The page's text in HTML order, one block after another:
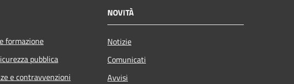
formazione
pubblica
e contravvenzioni
NOVITÀ
Notizie
Comunicati
Avvisi